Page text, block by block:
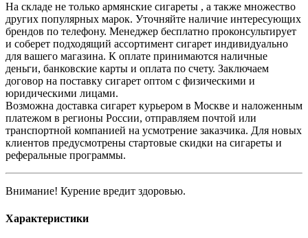
На складе не только армянские сигареты , а также множество
других популярных марок. Уточняйте наличие интересующих
брендов по телефону. Менеджер бесплатно проконсультирует
и соберет подходящий ассортимент сигарет индивидуально
для вашего магазина. К оплате принимаются наличные
деньги, банковские карты и оплата по счету. Заключаем
договор на поставку сигарет оптом с физическими и
юридическими лицами.
Возможна доставка сигарет курьером в Москве и наложенным
платежом в регионы России, отправляем почтой или
транспортной компанией на усмотрение заказчика. Для новых
клиентов предусмотрены стартовые скидки на сигареты и
реферальные программы.
Внимание! Курение вредит здоровью.
Характеристики